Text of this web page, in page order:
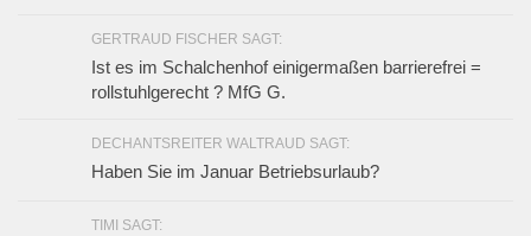
GERTRAUD FISCHER SAGT:
Ist es im Schalchenhof einigermaßen barrierefrei =
rollstuhlgerecht ? MfG G.
DECHANTSREITER WALTRAUD SAGT:
Haben Sie im Januar Betriebsurlaub?
TIMI SAGT: